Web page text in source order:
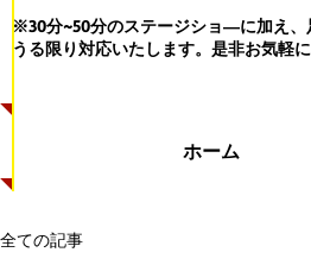
※30分~50分のステージショ―に加え、
うる限り対応いたします。 是非お気軽
ホーム
全ての記事